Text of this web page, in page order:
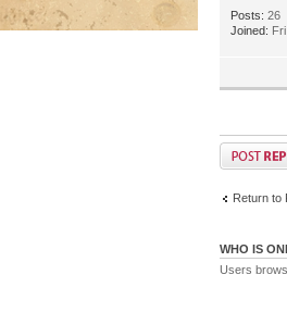
Posts: 26
Joined:
Return to
WHO IS
Users